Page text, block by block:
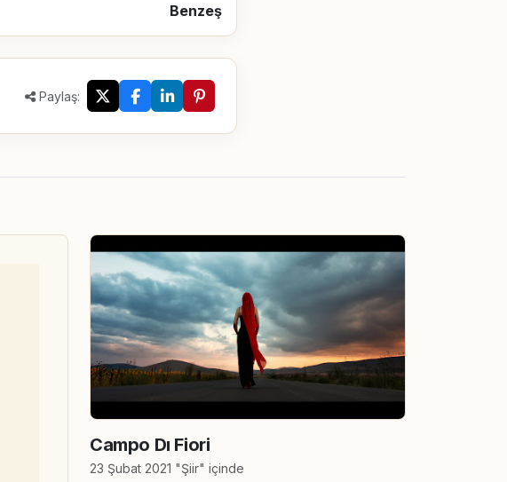
Benzeş
Paylaş:
Campo Dı Fiori
23 Şubat 2021 "Şiir" içinde